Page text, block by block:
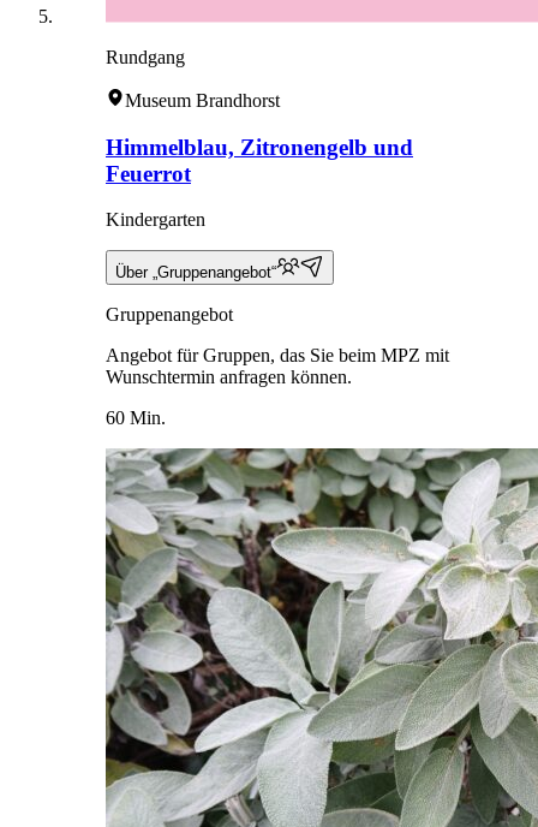
Rundgang
Museum Brandhorst
Himmelblau, Zitronengelb und
Feuerrot
Kindergarten
Über „Gruppenangebot“
Gruppenangebot
Angebot für Gruppen, das Sie beim MPZ mit
Wunschtermin anfragen können.
60 Min.